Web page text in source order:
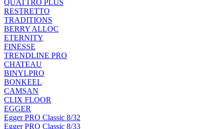
QUATTRO PLUS
RESTRETTO
TRADITIONS
BERRY ALLOC
ETERNITY
FINESSE
TRENDLINE PRO
CHATEAU
BINYLPRO
BONKEEL
CAMSAN
CLIX FLOOR
EGGER
Egger PRO Classic 8/32
Egger PRO Classic 8/33